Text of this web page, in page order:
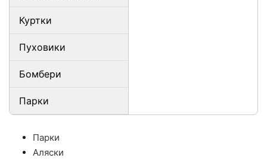
Куртки
Пуховики
Бомбери
Парки
Парки
Аляски